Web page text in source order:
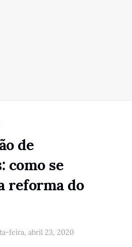
de
como se
reforma do
feira, abril 23, 2020